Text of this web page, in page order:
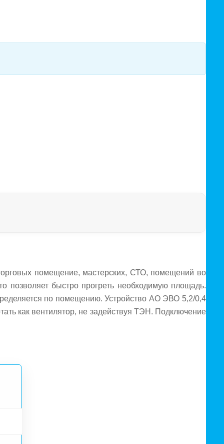
помещение, мастерских, СТО, помещений во
позволяет быстро прогреть необходимую площадь.
по помещению. Устройство АО ЭВО 5,2/0,4
как вентилятор, не задействуя ТЭН. Подключение